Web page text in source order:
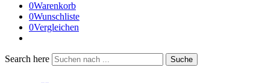
0Warenkorb
0Wunschliste
0Vergleichen
Search here Suche